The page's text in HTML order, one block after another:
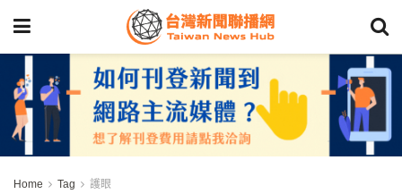
Home Tag 護眼